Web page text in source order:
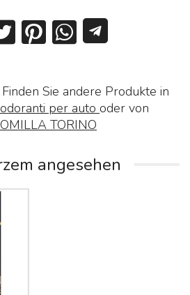
Finden Sie andere Produkte in
per auto oder von
TORINO
angesehen